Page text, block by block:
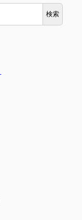
検索